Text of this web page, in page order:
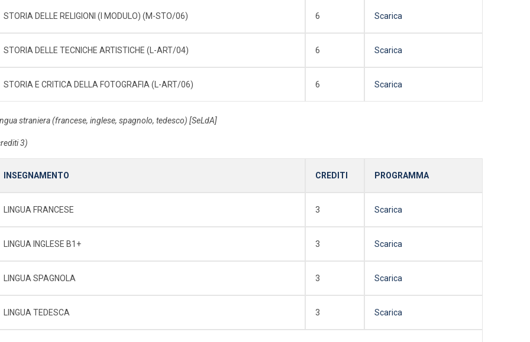
STORIA DELLE RELIGIONI (I MODULO) (M-STO/06) 6 Scarica
STORIA DELLE TECNICHE ARTISTICHE (L-ART/04) 6 Scarica
STORIA E CRITICA DELLA FOTOGRAFIA (L-ART/06) 6 Scarica
straniera (francese, inglese, spagnolo, tedesco) [SeLdA]
3)
INSEGNAMENTO CREDITI PROGRAMMA
LINGUA FRANCESE 3 Scarica
LINGUA INGLESE B1+ 3 Scarica
LINGUA SPAGNOLA 3 Scarica
LINGUA TEDESCA 3 Scarica